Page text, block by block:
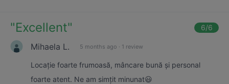
"Excellent" 6/6
Mihaela L. 5 months ago · 1 review
Locație foarte frumoasă, mâncare bună și personal
foarte atent. Ne am simțit minunat😃